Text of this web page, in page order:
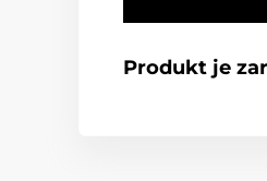
Produkt je